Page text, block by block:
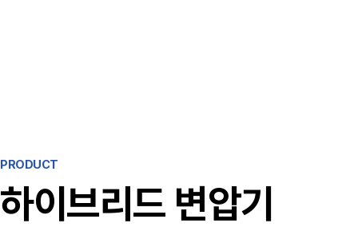
PRODUCT
하이브리드 변압기